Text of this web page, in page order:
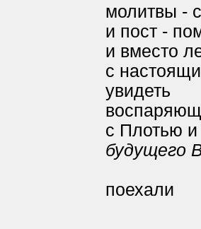
молитвы -
и пост -
и вместо
с
увидеть
с Плотью
будущего
поехали